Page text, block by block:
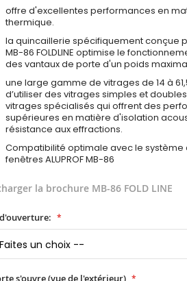
offre d'excellentes performances en
thermique.
la quincaillerie spécifiquement conçue
MB-86 FOLDLINE optimise le
des vantaux de porte d'un poids
une large gamme de vitrages de 14 à
d’utiliser des vitrages simples et
vitrages spécialisés qui offrent des
supérieures en matière d'isolation
résistance aux effractions.
Compatibilité optimale avec le système
fenêtres ALUPROF MB-86
la brochure MB-86 FOLD LINE